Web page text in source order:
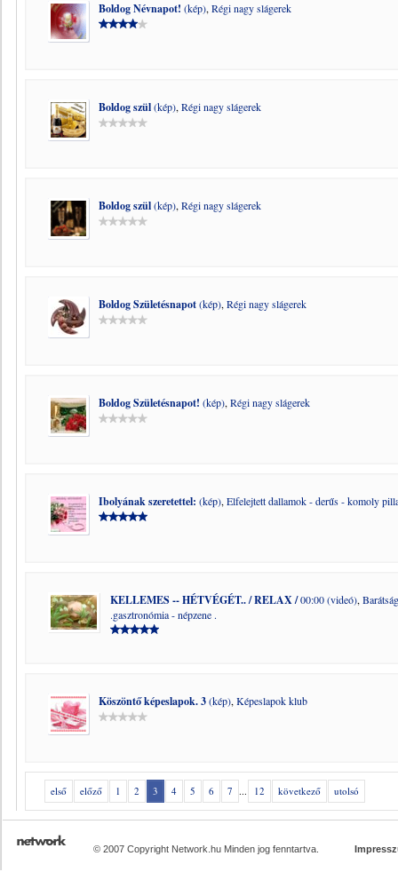
Boldog Névnapot! (kép), Régi nagy slágerek
Boldog szül(kép), Régi nagy slágerek
Boldog szül(kép), Régi nagy slágerek
Boldog Születésnapot(kép), Régi nagy slágerek
Boldog Születésnapot! (kép), Régi nagy slágerek
Ibolyának szeretettel: (kép), Elfelejtett dallamok - derűs - komoly
KELLEMES -- HÉTVÉGÉT.. / RELAX /00:00 (videó),
.gasztronómia - népzene .
Köszöntő képeslapok. 3(kép), Képeslapok klub
első előző 1 2 3 4 5 6 7 ... 12 következő utolsó
© 2007 Copyright Network.hu Minden jog fenntartva.